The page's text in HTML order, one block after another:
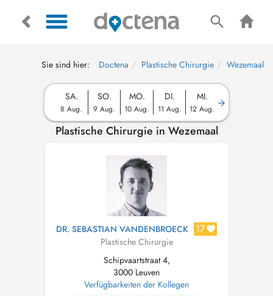
Sie sind hier: Doctena Plastische Chirurgie Wezemaal
SA.
8 Aug.
SO.
9 Aug.
MO.
10 Aug.
DI.
11 Aug.
MI.
12 Aug.
Plastische Chirurgie in Wezemaal
DR. SEBASTIAN VANDENBROECK 17
Plastische Chirurgie
Schipvaartstraat 4,
3000 Leuven
Verfügbarkeiten der Kollegen